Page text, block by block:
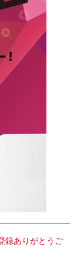
録ありがとうご